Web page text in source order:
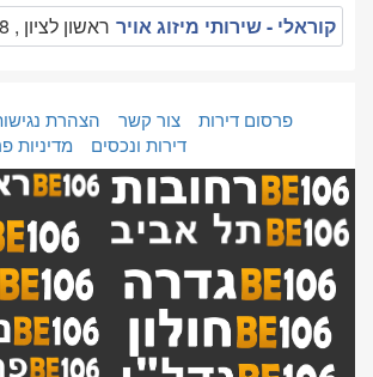
קוראלי - שירותי מיזוג אויר ראשון לציון , 052-2590758
פרסום דירות צור קשר הצהרת
דירות ונכסים
מדיניות